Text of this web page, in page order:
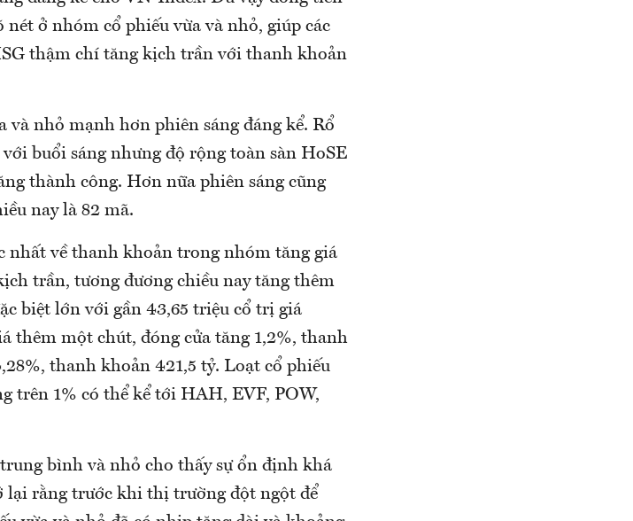
ở nhóm cổ phiếu vừa và nhỏ, giúp các
thậm chí tăng kịch trần với thanh khoản
và nhỏ mạnh hơn phiên sáng đáng kể. Rổ
buổi sáng nhưng độ rộng toàn sàn HoSE
thành công. Hơn nữa phiên sáng cũng
nay là 82 mã.
nhất về thanh khoản trong nhóm tăng giá
trần, tương đương chiều nay tăng thêm
biệt lớn với gần 43,65 triệu cổ trị giá
thêm một chút, đóng cửa tăng 1,2%, thanh
thanh khoản 421,5 tỷ. Loạt cổ phiếu
trên 1% có thể kể tới HAH, EVF, POW,
bình và nhỏ cho thấy sự ổn định khá
lại rằng trước khi thị trường đột ngột để